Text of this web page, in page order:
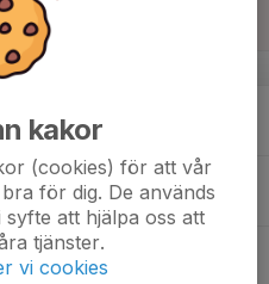
kakor
(cookies) för att vår
för dig. De används
att hjälpa oss att
tjänster.
vi cookies